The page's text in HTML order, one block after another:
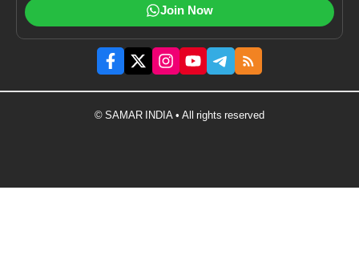
Join Now
© SAMAR INDIA • All rights reserved